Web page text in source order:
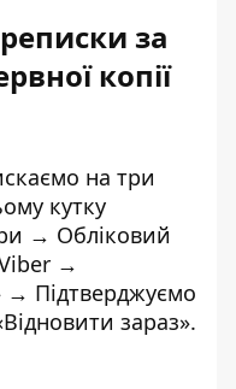
за
копії
на три
кутку
→ Обліковий
→
→ Підтверджуємо
зараз».